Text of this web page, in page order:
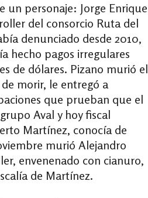
un personaje: Jorge Enrique
del consorcio Ruta del
denunciado desde 2010,
hecho pagos irregulares
de dólares. Pizano murió el
morir, le entregó a
que prueban que el
Aval y hoy fiscal
Martínez, conocía de
murió Alejandro
envenenado con cianuro,
de Martínez.